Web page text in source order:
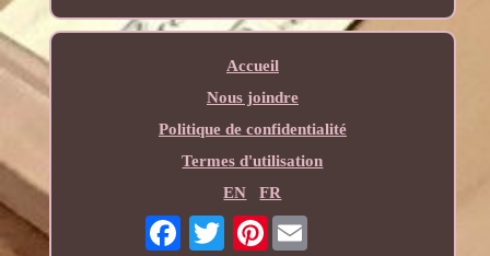
Accueil
Nous joindre
Politique de confidentialité
Termes d'utilisation
EN
FR
Pinterest